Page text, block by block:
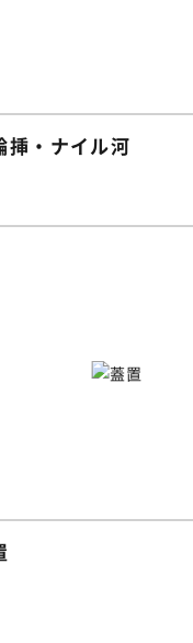
挿・ナイル河